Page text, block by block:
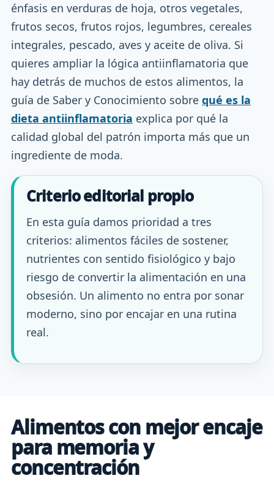
énfasis en verduras de hoja, otros vegetales,
frutos secos, frutos rojos, legumbres, cereales
integrales, pescado, aves y aceite de oliva. Si
quieres ampliar la lógica antiinflamatoria que
hay detrás de muchos de estos alimentos, la
guía de Saber y Conocimiento sobre qué es la
dieta antiinflamatoria explica por qué la
calidad global del patrón importa más que un
ingrediente de moda.
Criterio editorial propio
En esta guía damos prioridad a tres
criterios: alimentos fáciles de sostener,
nutrientes con sentido fisiológico y bajo
riesgo de convertir la alimentación en una
obsesión. Un alimento no entra por sonar
moderno, sino por encajar en una rutina
real.
Alimentos con mejor encaje
para memoria y
concentración